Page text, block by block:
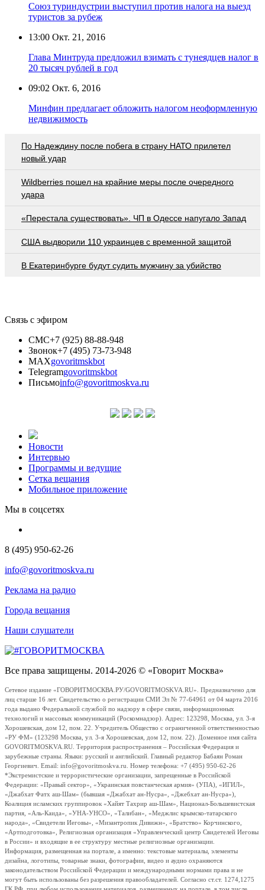
Союз туриндустрии выступил против налога на выезд
туристов за рубеж
13:00 Окт. 21, 2016
Глава Минтруда предложил взимать с тунеядцев налог в
20 тысяч рублей в год
09:02 Окт. 6, 2016
Минфин предлагает обложить налогом неоформленную
недвижимость
По Надеждину после побега в страну НАТО прилетел
новый удар
Wildberries пошел на крайние меры после очередного
удара
«Перестала существовать». ЧП в Одессе напугало Запад
США выдворили 110 украинцев с временной защитой
В Екатеринбурге будут судить мужчину за убийство
Связь с эфиром
СМС+7 (925) 88-88-948
Звонок+7 (495) 73-73-948
MAXgovoritmskbot
Telegramgovoritmskbot
Письмоinfo@govoritmoskva.ru
Новости
Интервью
Программы и ведущие
Сетка вещания
Мобильное приложение
Мы в соцсетях
8 (495) 950-62-26
info@govoritmoskva.ru
Реклама на радио
Города вещания
Наши слушатели
Все права защищены. 2014-2026 © «Говорит Москва»
Сетевое издание «ГОВОРИТМОСКВА.РУ/GOVORITMOSKVA.RU». Предназначено для
лиц старше 16 лет. Свидетельство о регистрации СМИ Эл № 77-64961 от 04 марта 2016
года выдано Федеральной службой по надзору в сфере связи, информационных
технологий и массовых коммуникаций (Роскомнадзор). Адрес: 123298, Москва, ул. 3-я
Хорошевская, дом 12, пом. 22. Учредитель Общество с ограниченной ответственностью
«РУ ФМ» (123298 Москва, ул. 3-я Хорошевская, дом 12, пом. 22). Доменное имя сайта
GOVORITMOSKVA.RU. Территория распространения – Российская Федерация и
зарубежные страны. Языки: русский и английский. Главный редактор Бабаян Роман
Георгиевич. Email: info@govoritmoskva.ru. Номер телефона: +7 (495) 950-62-26
*Экстремистские и террористические организации, запрещенные в Российской
Федерации: «Правый сектор», «Украинская повстанческая армия» (УПА), «ИГИЛ»,
«Джабхат Фатх аш-Шам» (бывшая «Джабхат ан-Нусра», «Джебхат ан-Нусра»),
Коалиция исламских группировок «Хайят Тахрир аш-Шам», Национал-Большевистская
партия, «Аль-Каида», «УНА-УНСО», «Талибан», «Меджлис крымско-татарского
народа», «Свидетели Иеговы», «Мизантропик Дивижн», «Братство» Корчинского,
«Артподготовка», Религиозная организация «Управленческий центр Свидетелей Иеговы
в России» и входящие в ее структуру местные религиозные организации.
Информация, размещенная на портале, а именно: текстовые материалы, элементы
дизайна, логотипы, товарные знаки, фотографии, видео и аудио охраняются
законодательством Российской Федерации и международными нормами права и не
могут быть использованы без разрешения правообладателей. Согласно ст.ст. 1274,1275